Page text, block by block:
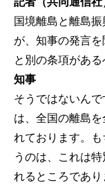
国境離島と離島
が、知事の発言
と別の条項があ
知事
そうではないん
は、全国の離島
れております。
うのは、これは
れるところであり